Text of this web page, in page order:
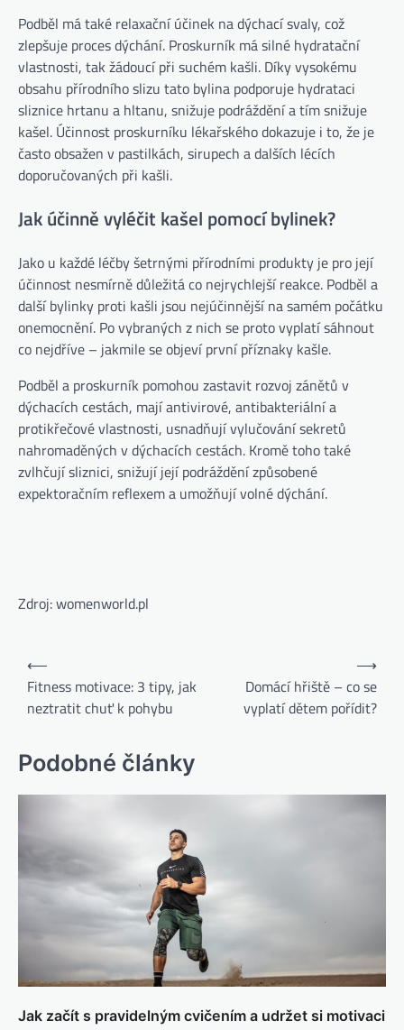
Podběl má také relaxační účinek na dýchací svaly, což
zlepšuje proces dýchání. Proskurník má silné hydratační
vlastnosti, tak žádoucí při suchém kašli. Díky vysokému
obsahu přírodního slizu tato bylina podporuje hydrataci
sliznice hrtanu a hltanu, snižuje podráždění a tím snižuje
kašel. Účinnost proskurníku lékařského dokazuje i to, že je
často obsažen v pastilkách, sirupech a dalších lécích
doporučovaných při kašli.
Jak účinně vyléčit kašel pomocí bylinek?
Jako u každé léčby šetrnými přírodními produkty je pro její
účinnost nesmírně důležitá co nejrychlejší reakce. Podběl a
další bylinky proti kašli jsou nejúčinnější na samém počátku
onemocnění. Po vybraných z nich se proto vyplatí sáhnout
co nejdříve – jakmile se objeví první příznaky kašle.
Podběl a proskurník pomohou zastavit rozvoj zánětů v
dýchacích cestách, mají antivirové, antibakteriální a
protikřečové vlastnosti, usnadňují vylučování sekretů
nahromaděných v dýchacích cestách. Kromě toho také
zvlhčují sliznici, snižují její podráždění způsobené
expektoračním reflexem a umožňují volné dýchání.
Zdroj: womenworld.pl
⟵
Fitness motivace: 3 tipy, jak
neztratit chuť k pohybu
Domácí hřiště – co se
vyplatí dětem pořídit?
⟶
Podobné články
Jak začít s pravidelným cvičením a udržet si motivaci